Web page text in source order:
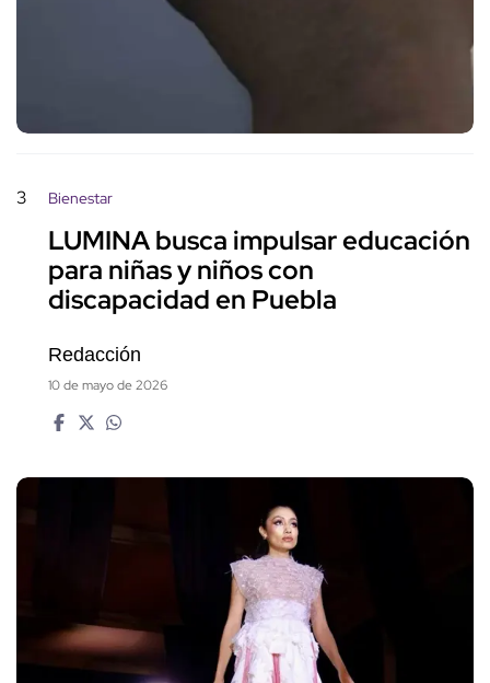
3 Bienestar
LUMINA busca impulsar educación
para niñas y niños con
discapacidad en Puebla
Redacción
10 de mayo de 2026